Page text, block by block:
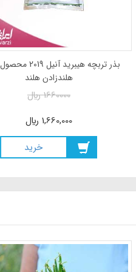
بذر تربچه هیبرید
هلندزادن هلند
1660000ريال
1,660,000 ريال
خريد